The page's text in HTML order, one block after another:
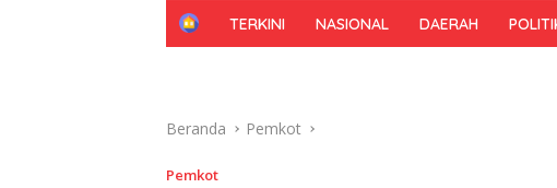
H
TERKINI NASIONAL DAERAH
Beranda Pemkot
Pemkot